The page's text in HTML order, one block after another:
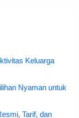
Keluarga
Nyaman untuk
Tarif, dan